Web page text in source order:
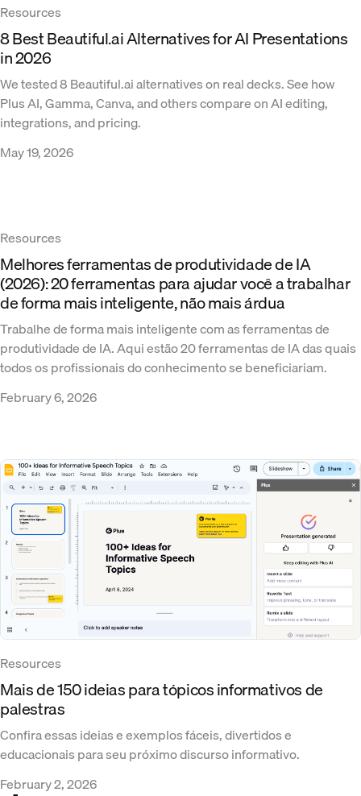
Resources
8 Best Beautiful.ai Alternatives for AI Presentations
in 2026
We tested 8 Beautiful.ai alternatives on real decks. See how
Plus AI, Gamma, Canva, and others compare on AI editing,
integrations, and pricing.
May 19, 2026
Resources
Melhores ferramentas de produtividade de IA
(2026): 20 ferramentas para ajudar você a trabalhar
de forma mais inteligente, não mais árdua
Trabalhe de forma mais inteligente com as ferramentas de
produtividade de IA. Aqui estão 20 ferramentas de IA das quais
todos os profissionais do conhecimento se beneficiariam.
February 6, 2026
Resources
Mais de 150 ideias para tópicos informativos de
palestras
Confira essas ideias e exemplos fáceis, divertidos e
educacionais para seu próximo discurso informativo.
February 2, 2026